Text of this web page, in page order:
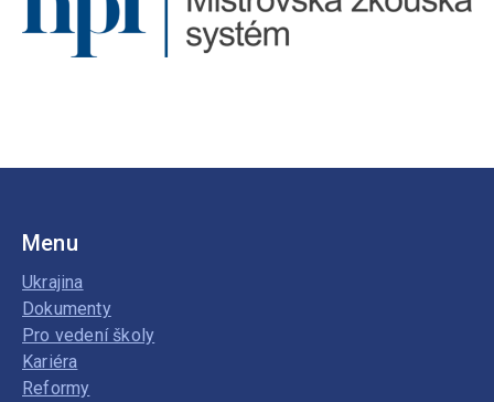
Menu
Ukrajina
Dokumenty
Pro vedení školy
Kariéra
Reformy